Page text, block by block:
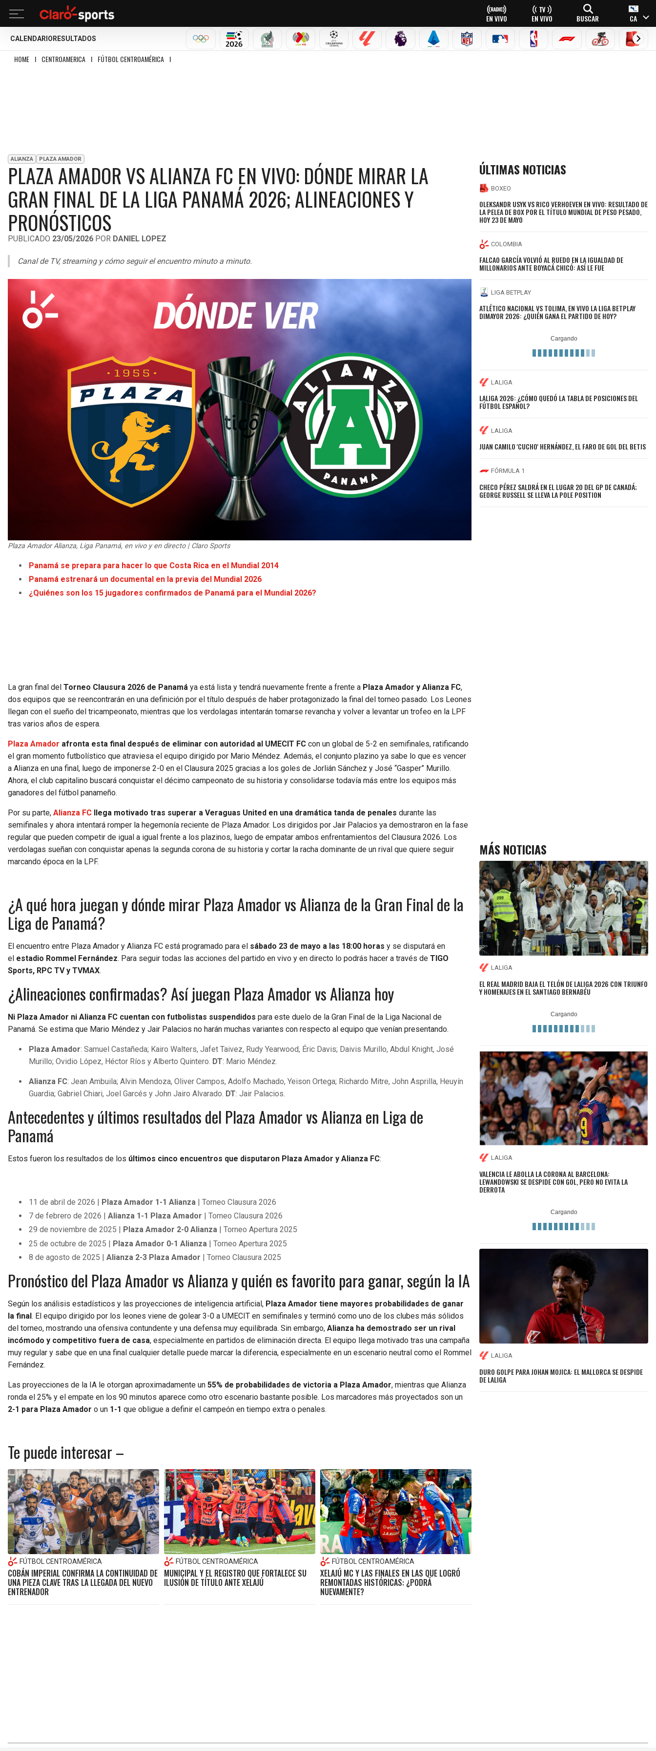
EN VIVO EN VIVO BUSCAR CA
CALENDARIO RESULTADOS
OLÍMPICOSMUNDIAL 2026SELECCIÓN MEXICANA
LIGA MX CHAMPIONS LEAGUE
LALIGA PREMIER LEAGUE
SERIE A NFL MLB NBA FÓRMULA 1CICLISMOBOXEO
HOME I CENTROAMERICA I FÚTBOL CENTROAMÉRICA I
ALIANZA PLAZA AMADOR
PLAZA AMADOR VS ALIANZA FC EN VIVO: DÓNDE MIRAR LA
GRAN FINAL DE LA LIGA PANAMÁ 2026; ALINEACIONES Y
PRONÓSTICOS
PUBLICADO 23/05/2026 POR DANIEL LOPEZ
Canal de TV, streaming y cómo seguir el encuentro minuto a minuto.
Plaza Amador Alianza, Liga Panamá, en vivo y en directo | Claro Sports
Panamá se prepara para hacer lo que Costa Rica en el Mundial 2014
Panamá estrenará un documental en la previa del Mundial 2026
¿Quiénes son los 15 jugadores confirmados de Panamá para el Mundial 2026?
La gran final del Torneo Clausura 2026 de Panamá ya está lista y tendrá nuevamente frente a frente a Plaza Amador y Alianza FC,
dos equipos que se reencontrarán en una definición por el título después de haber protagonizado la final del torneo pasado. Los Leones
llegan con el sueño del tricampeonato, mientras que los verdolagas intentarán tomarse revancha y volver a levantar un trofeo en la LPF
tras varios años de espera.
Plaza Amador afronta esta final después de eliminar con autoridad al UMECIT FC con un global de 5-2 en semifinales, ratificando
el gran momento futbolístico que atraviesa el equipo dirigido por Mario Méndez. Además, el conjunto plazino ya sabe lo que es vencer
a Alianza en una final, luego de imponerse 2-0 en el Clausura 2025 gracias a los goles de Jorlián Sánchez y José “Gasper” Murillo.
Ahora, el club capitalino buscará conquistar el décimo campeonato de su historia y consolidarse todavía más entre los equipos más
ganadores del fútbol panameño.
Por su parte, Alianza FC llega motivado tras superar a Veraguas United en una dramática tanda de penales durante las
semifinales y ahora intentará romper la hegemonía reciente de Plaza Amador. Los dirigidos por Jair Palacios ya demostraron en la fase
regular que pueden competir de igual a igual frente a los plazinos, luego de empatar ambos enfrentamientos del Clausura 2026. Los
verdolagas sueñan con conquistar apenas la segunda corona de su historia y cortar la racha dominante de un rival que quiere seguir
marcando época en la LPF.
¿A qué hora juegan y dónde mirar Plaza Amador vs Alianza de la Gran Final de la
Liga de Panamá?
El encuentro entre Plaza Amador y Alianza FC está programado para el sábado 23 de mayo a las 18:00 horas y se disputará en
el estadio Rommel Fernández. Para seguir todas las acciones del partido en vivo y en directo lo podrás hacer a través de TIGO
Sports, RPC TV y TVMAX.
¿Alineaciones confirmadas? Así juegan Plaza Amador vs Alianza hoy
Ni Plaza Amador ni Alianza FC cuentan con futbolistas suspendidos para este duelo de la Gran Final de la Liga Nacional de
Panamá. Se estima que Mario Méndez y Jair Palacios no harán muchas variantes con respecto al equipo que venían presentando.
Plaza Amador: Samuel Castañeda; Kairo Walters, Jafet Taivez, Rudy Yearwood, Éric Davis; Daivis Murillo, Abdul Knight, José
Murillo; Ovidio López, Héctor Ríos y Alberto Quintero. DT: Mario Méndez.
Alianza FC: Jean Ambuila; Alvin Mendoza, Oliver Campos, Adolfo Machado, Yeison Ortega; Richardo Mitre, John Asprilla, Heuyín
Guardia; Gabriel Chiari, Joel Garcés y John Jairo Alvarado. DT: Jair Palacios.
Antecedentes y últimos resultados del Plaza Amador vs Alianza en Liga de
Panamá
Estos fueron los resultados de los últimos cinco encuentros que disputaron Plaza Amador y Alianza FC:
11 de abril de 2026 | Plaza Amador 1-1 Alianza | Torneo Clausura 2026
7 de febrero de 2026 |Alianza 1-1 Plaza Amador | Torneo Clausura 2026
29 de noviembre de 2025 |
Plaza Amador 2-0 Alianza | Torneo Apertura 2025
25 de octubre de 2025 | Plaza Amador 0-1 Alianza | Torneo Apertura 2025
8 de agosto de 2025 |Alianza 2-3 Plaza Amador | Torneo Clausura 2025
Pronóstico del Plaza Amador vs Alianza y quién es favorito para ganar, según la IA
Según los análisis estadísticos y las proyecciones de inteligencia artificial, Plaza Amador tiene mayores probabilidades de ganar
la final. El equipo dirigido por los leones viene de golear 3-0 a UMECIT en semifinales y terminó como uno de los clubes más sólidos
del torneo, mostrando una ofensiva contundente y una defensa muy equilibrada. Sin embargo, Alianza ha demostrado ser un rival
incómodo y competitivo fuera de casa, especialmente en partidos de eliminación directa. El equipo llega motivado tras una campaña
muy regular y sabe que en una final cualquier detalle puede marcar la diferencia, especialmente en un escenario neutral como el Rommel
Fernández.
Las proyecciones de la IA le otorgan aproximadamente un 55% de probabilidades de victoria a Plaza Amador, mientras que Alianza
ronda el 25% y el empate en los 90 minutos aparece como otro escenario bastante posible. Los marcadores más proyectados son un
2-1 para Plaza Amador o un 1-1 que obligue a definir el campeón en tiempo extra o penales.
Te puede interesar –
FÚTBOL CENTROAMÉRICA
COBÁN IMPERIAL CONFIRMA LA CONTINUIDAD DE
UNA PIEZA CLAVE TRAS LA LLEGADA DEL NUEVO
ENTRENADOR
FÚTBOL CENTROAMÉRICA
MUNICIPAL Y EL REGISTRO QUE FORTALECE SU
ILUSIÓN DE TÍTULO ANTE XELAJÚ
FÚTBOL CENTROAMÉRICA
XELAJÚ MC Y LAS FINALES EN LAS QUE LOGRÓ
REMONTADAS HISTÓRICAS: ¿PODRÁ
NUEVAMENTE?
ÚLTIMAS NOTICIAS
BOXEO
OLEKSANDR USYK VS RICO VERHOEVEN EN VIVO: RESULTADO DE
LA PELEA DE BOX POR EL TÍTULO MUNDIAL DE PESO PESADO,
HOY 23 DE MAYO
COLOMBIA
FALCAO GARCÍA VOLVIÓ AL RUEDO EN LA IGUALDAD DE
MILLONARIOS ANTE BOYACÁ CHICÓ: ASÍ LE FUE
LIGA BETPLAY
ATLÉTICO NACIONAL VS TOLIMA, EN VIVO LA LIGA BETPLAY
DIMAYOR 2026: ¿QUIÉN GANA EL PARTIDO DE HOY?
LALIGA
LALIGA 2026: ¿CÓMO QUEDÓ LA TABLA DE POSICIONES DEL
FÚTBOL ESPAÑOL?
LALIGA
JUAN CAMILO 'CUCHO' HERNÁNDEZ, EL FARO DE GOL DEL BETIS
FÓRMULA 1
CHECO PÉREZ SALDRÁ EN EL LUGAR 20 DEL GP DE CANADÁ;
GEORGE RUSSELL SE LLEVA LA POLE POSITION
MÁS NOTICIAS
LALIGA
EL REAL MADRID BAJA EL TELÓN DE LALIGA 2026 CON TRIUNFO
Y HOMENAJES EN EL SANTIAGO BERNABÉU
LALIGA
VALENCIA LE ABOLLA LA CORONA AL BARCELONA:
LEWANDOWSKI SE DESPIDE CON GOL, PERO NO EVITA LA
DERROTA
LALIGA
DURO GOLPE PARA JOHAN MOJICA: EL MALLORCA SE DESPIDE
DE LALIGA